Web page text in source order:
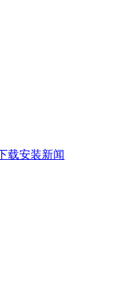
载安装新闻